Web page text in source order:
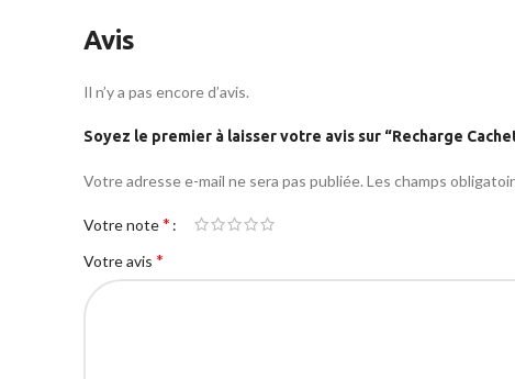
Avis
Il n’y a pas encore d’avis.
Soyez le premier à laisser votre avis sur “Recharge Cachet
Votre adresse e-mail ne sera pas publiée. Les champs
Votre note*
Votre avis *